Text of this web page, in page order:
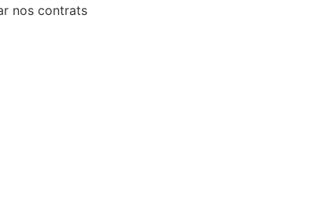
nos contrats